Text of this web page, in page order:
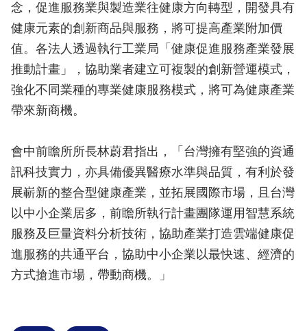
念，促進服務業與製造業往健康方向轉型，開發具有
健康元素的創新商品與服務，將可提高產業附加價
值。各法人透過執行工業局「健康促進服務產業發展
推動計畫」，協助業者建立可複製的創新營運模式，
強化不同業種的專業健康服務模式，將可為健康產業
帶來新商機。
會中前瞻所所長林蔚君指出，「台灣擁有堅強的資通
訊科技實力，亦具備優異醫療水準與品質，有利於發
展嶄新的整合型健康產業，並拓展國際市場，且台灣
以中小企業居多，前瞻所執行計畫團隊運用智慧系統
服務及巨量資料分析技術，協助產業打造雲端健康促
進服務的共通平台，協助中小企業以最快速、經濟的
方式搶進市場，帶動商機。」